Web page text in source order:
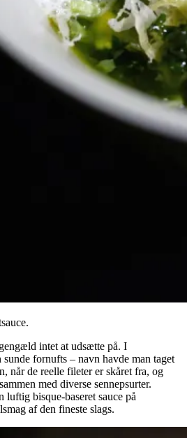
intet at udsætte på. I
fornufts – navn havde man taget
når de reelle fileter er skåret fra, og
med diverse sennepsurter.
luftig bisque-baseret sauce på
af den fineste slags.